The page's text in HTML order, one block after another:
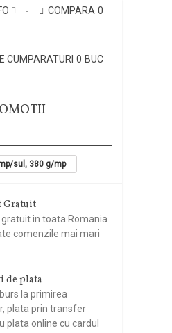
COMPARA 0
CUMPARATURI 0 BUC
sul, 380 g/mp
Gratuit
in toata Romania
comenzile mai mari
de plata
la primirea
plata prin transfer
plata online cu cardul